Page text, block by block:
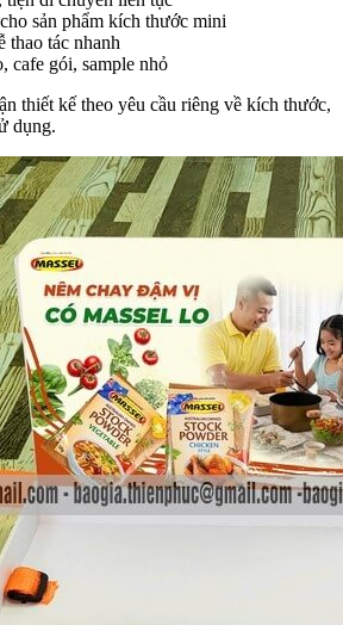
sản phẩm kích thước mini
thao tác nhanh
cafe gói, sample nhỏ
thiết kế theo yêu cầu riêng về kích thước,
dụng.